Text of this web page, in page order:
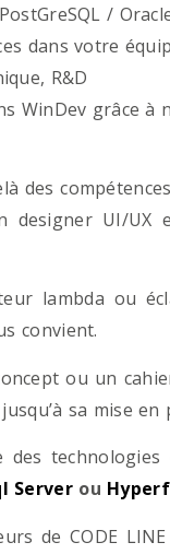
/
dans votre
R&D
WinDev grâce à
des
designer UI/
lambda ou
convient.
ou un
sa mise
des
Serverou
de CODE